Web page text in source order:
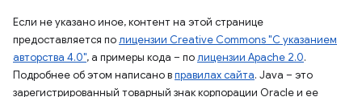
Если не указано иное, контент на этой странице
предоставляется полицензии Creative Commons "С указанием
авторства 4.0", а примеры кода – полицензии Apache 2.0.
Подробнее об этом написано вправилах сайта. Java – это
зарегистрированный товарный знак корпорации Oracle и ее